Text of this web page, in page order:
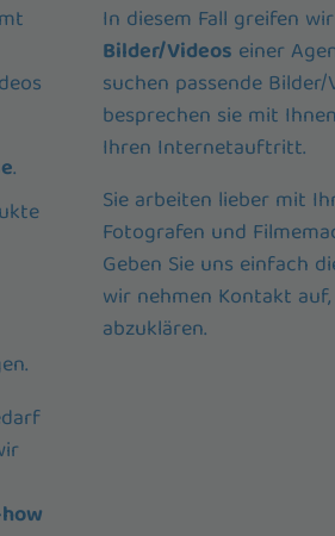
.
In diesem Fall greifen
Bilder/Videos einer
suchen passende
besprechen sie mit
Ihren Internetauftritt.
Sie arbeiten lieber mit
Fotografen und
Geben Sie uns einfach
wir nehmen Kontakt
abzuklären.